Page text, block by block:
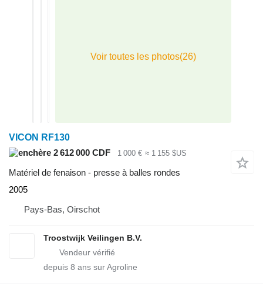
VICON RF130
2 612 000 CDF
1 000 € ≈ 1 155 $US
Matériel de fenaison - presse à balles rondes
2005
Pays-Bas, Oirschot
Troostwijk Veilingen B.V.
depuis 8 ans sur Agroline